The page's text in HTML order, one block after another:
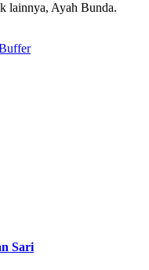
lainnya, Ayah Bunda.
Sari